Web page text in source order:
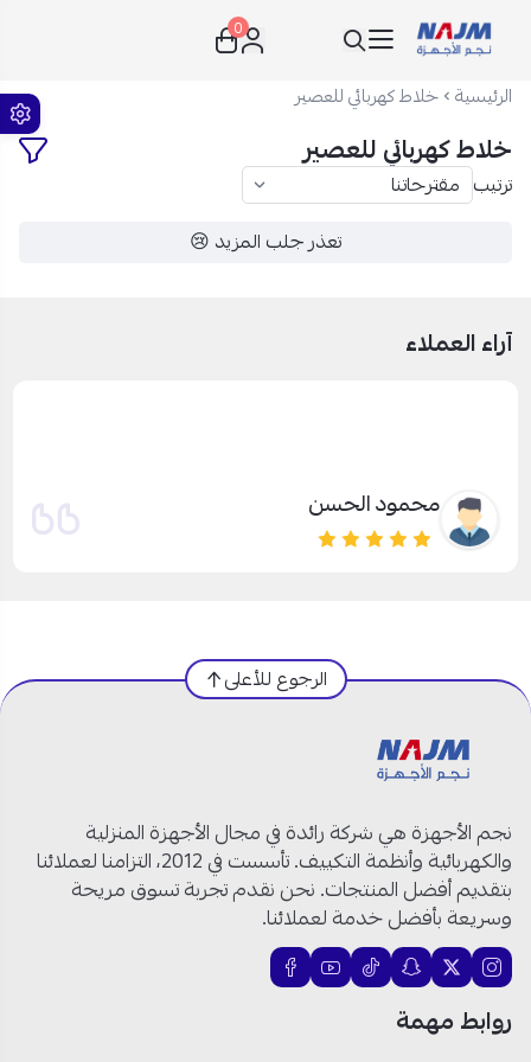
نجم الأجهزة
0
الرئيسية خلاط كهربائي للعصير
خلاط كهربائي للعصير
ترتيب
تعذر جلب المزيد 😢
آراء العملاء
محمود الحسن
الرجوع للأعلى
نجم الأجهزة هي شركة رائدة في مجال الأجهزة المنزلية
والكهربائية وأنظمة التكييف. تأسست في 2012، التزامنا لعملائنا
بتقديم أفضل المنتجات. نحن نقدم تجربة تسوق مريحة
وسريعة بأفضل خدمة لعملائنا.
روابط مهمة